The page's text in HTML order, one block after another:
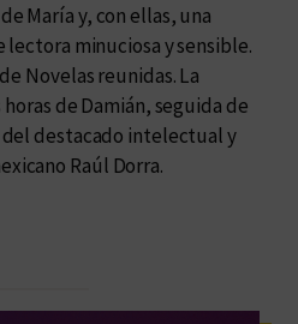
María y, con ellas, una
lectora minuciosa y sensible.
Novelas reunidas. La
de Damián, seguida de
del destacado intelectual y
Raúl Dorra.